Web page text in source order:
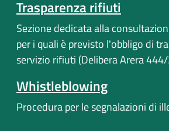
Trasparenza rifiuti
Sezione dedicata alla
per i quali è previsto l'obbligo di
servizio rifiuti (Delibera Arera
Whistleblowing
Procedura per le segnalazioni di